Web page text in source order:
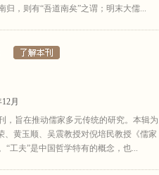
，则有“吾道南矣”之谓；明末大儒...
月
，旨在推动儒家多元传统的研究。本辑为
、黄玉顺、吴震教授对倪培民教授《儒家
工夫”是中国哲学特有的概念，也...